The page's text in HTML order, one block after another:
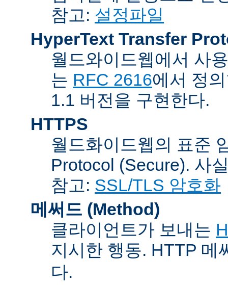
참고: 설정파일
HyperText Transfer
월드와이드웹에서 사
는 RFC 2616에서 정
1.1 버전을 구현한다.
HTTPS
월드화이드웹의 표준
Protocol (Secure). 사
참고: SSL/TLS 암호화
메써드 (Method)
클라이언트가 보내는
지시한 행동. HTTP 메
다.